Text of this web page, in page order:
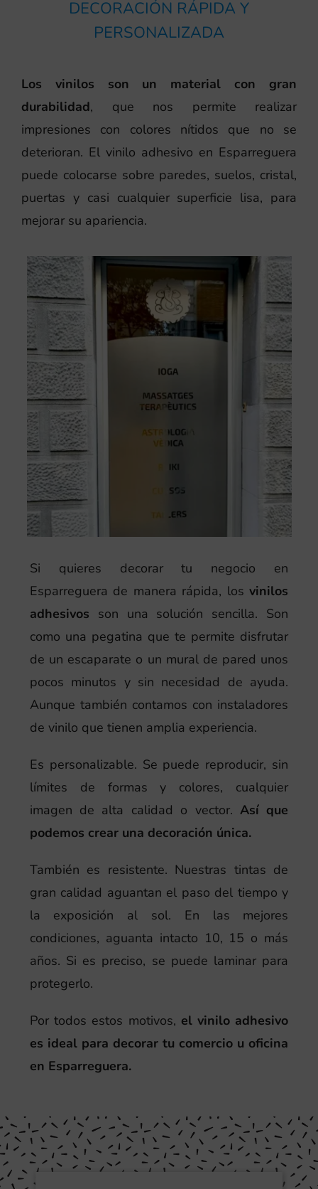
DECORACIÓN RÁPIDA Y
PERSONALIZADA
Los vinilos son un material con gran
durabilidad, que nos permite realizar
impresiones con colores nítidos que no se
deterioran. El vinilo adhesivo en Esparreguera
puede colocarse sobre paredes, suelos, cristal,
puertas y casi cualquier superficie lisa, para
mejorar su apariencia.
Si quieres decorar tu negocio en
Esparreguera de manera rápida, losvinilos
adhesivos son una solución sencilla. Son
como una pegatina que te permite disfrutar
de un escaparate o un mural de pared unos
pocos minutos y sin necesidad de ayuda.
Aunque también contamos con instaladores
de vinilo que tienen amplia experiencia.
Es personalizable. Se puede reproducir, sin
límites de formas y colores, cualquier
imagen de alta calidad o vector. Así que
podemos crear una decoración única.
También es resistente. Nuestras tintas de
gran calidad aguantan el paso del tiempo y
la exposición al sol. En las mejores
condiciones, aguanta intacto 10, 15 o más
años. Si es preciso, se puede laminar para
protegerlo.
Por todos estos motivos, el vinilo adhesivo
es ideal para decorar tu comercio u oficina
en Esparreguera.